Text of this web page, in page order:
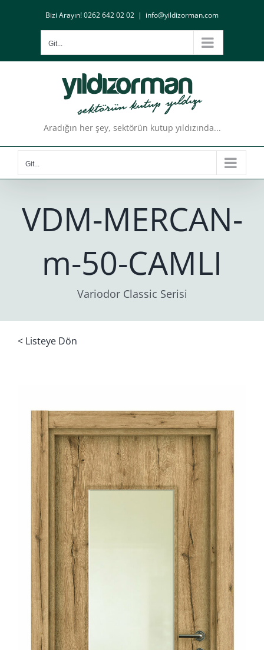
Bizi Arayın! 0262 642 02 02 | info@yildizorman.com
Git...
Aradığın her şey, sektörün kutup yıldızında...
Git...
VDM-MERCAN-
m-50-CAMLI
Variodor Classic Serisi
< Listeye Dön